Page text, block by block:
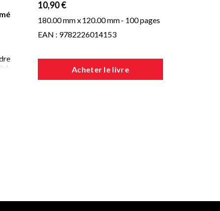
10,90 €
180.00 mm x120.00 mm- 100 pages
EAN : 9782226014153
Acheter le livre